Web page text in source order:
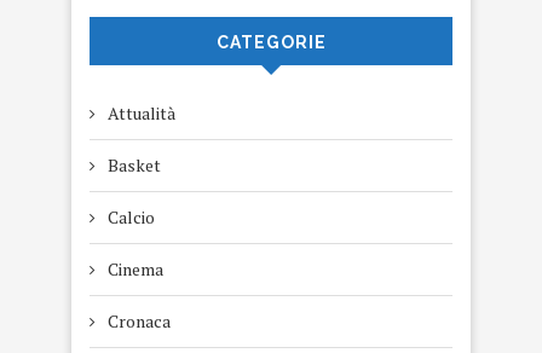
CATEGORIE
Attualità
Basket
Calcio
Cinema
Cronaca